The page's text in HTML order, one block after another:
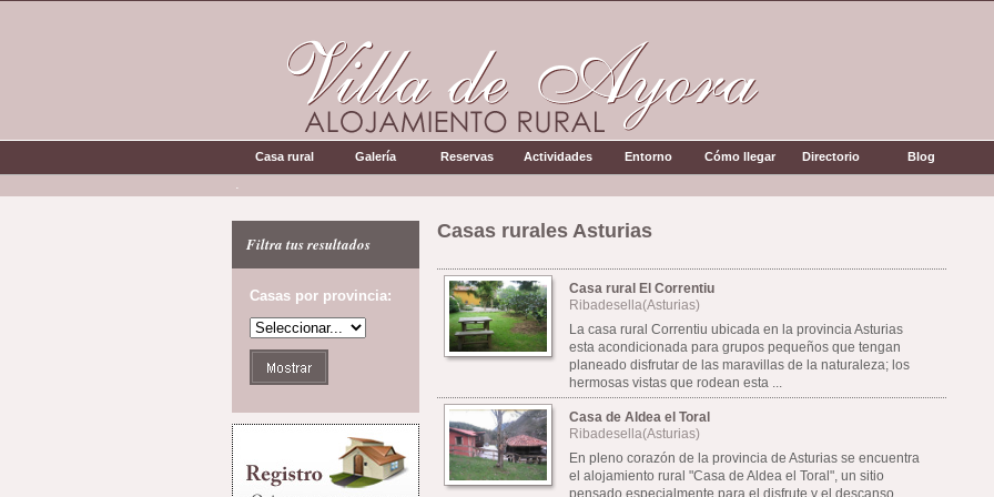
Casa rural Galería Reservas Actividades Entorno Cómo llegar Directorio Blog
.
Filtra tus resultados
Casas por provincia:
Casas rurales Asturias
Casa rural El Correntiu
Ribadesella(Asturias)
La casa rural Correntiu ubicada en la provincia Asturias
esta acondicionada para grupos pequeños que tengan
planeado disfrutar de las maravillas de la naturaleza; los
hermosas vistas que rodean esta ...
Casa de Aldea el Toral
Ribadesella(Asturias)
En pleno corazón de la provincia de Asturias se encuentra
el alojamiento rural "Casa de Aldea el Toral", un sitio
pensado especialmente para el disfrute y el descanso,